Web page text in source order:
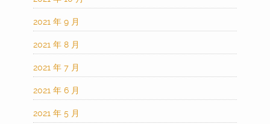
2021 年 9 月
2021 年 8 月
2021 年 7 月
2021 年 6 月
2021 年 5 月